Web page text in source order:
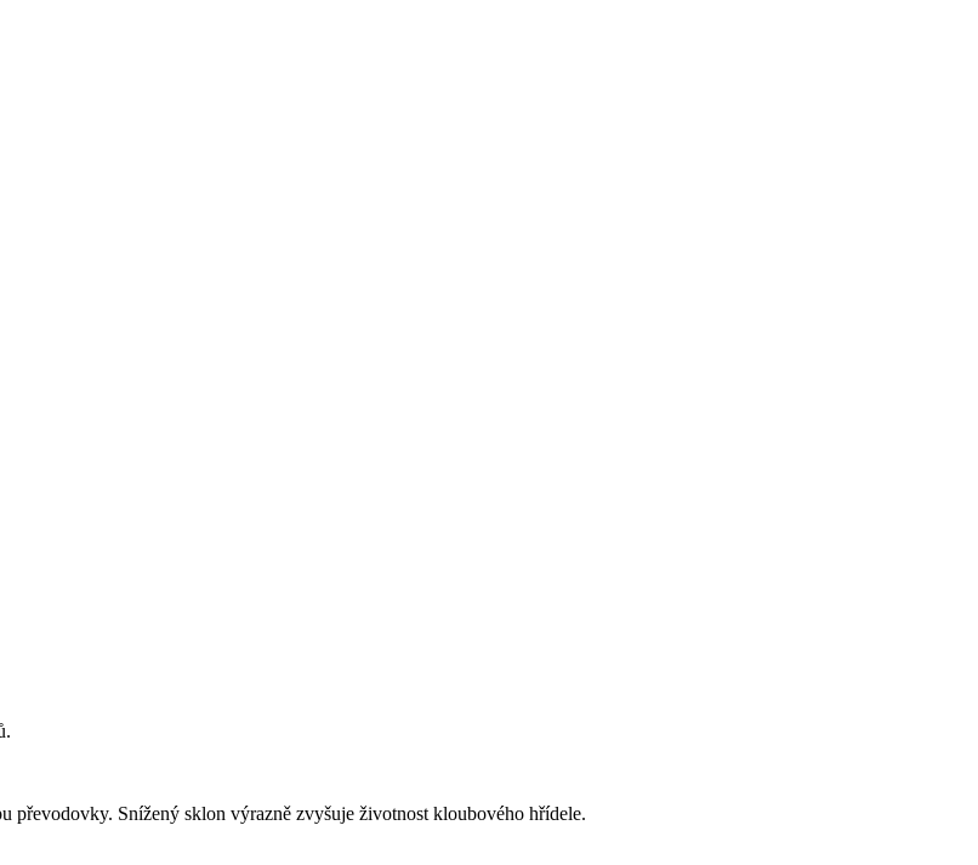
převodovky. Snížený sklon výrazně zvyšuje životnost kloubového hřídele.